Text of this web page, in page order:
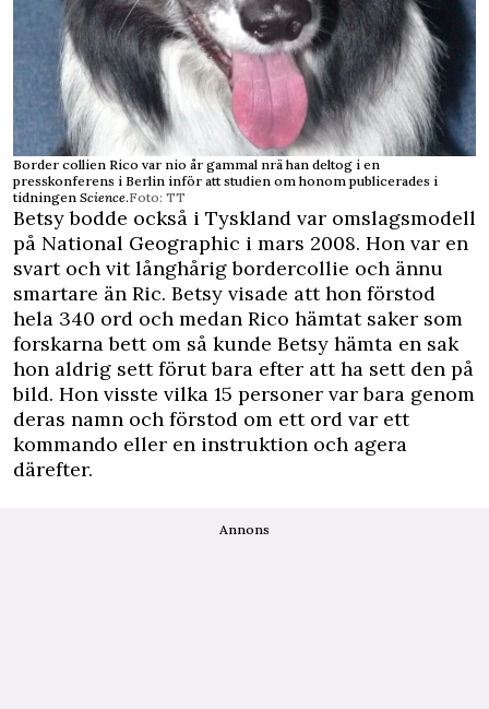
Border collien Rico var nio år gammal nrä han deltog i en
presskonferens i Berlin inför att studien om honom publicerades i
tidningen Science.Foto: TT
Betsy bodde också i Tyskland var omslagsmodell
på National Geographic i mars 2008. Hon var en
svart och vit långhårig bordercollie och ännu
smartare än Ric. Betsy visade att hon förstod
hela 340 ord och medan Rico hämtat saker som
forskarna bett om så kunde Betsy hämta en sak
hon aldrig sett förut bara efter att ha sett den på
bild. Hon visste vilka 15 personer var bara genom
deras namn och förstod om ett ord var ett
kommando eller en instruktion och agera
därefter.
Annons